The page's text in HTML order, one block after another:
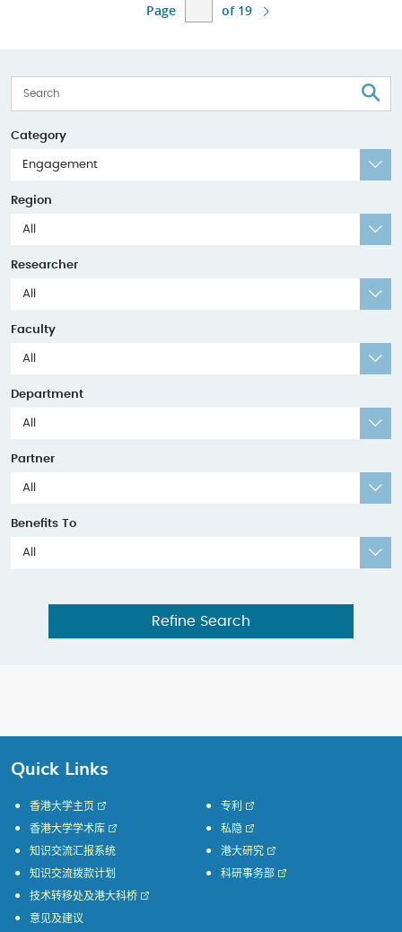
Page of 19
Category
Engagement
Region
All
Researcher
All
Faculty
All
Department
All
Partner
All
Benefits To
All
Refine Search
Quick Links
香港大学主页
香港大学学术库
知识交流汇报系统
知识交流拨款计划
专利
私隐
港大研究
科研事务部
技术转移处及港大科桥
意见及建议